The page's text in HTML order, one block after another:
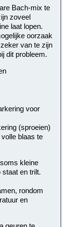
Bach-mix te
zoveel
laat lopen.
oorzaak
van te zijn
dit probleem.
voor
(sproeien)
blaas te
kleine
en trilt.
rondom
en